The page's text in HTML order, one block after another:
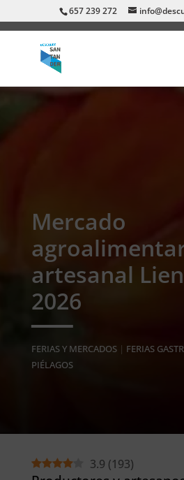
657 239 272
Mercado
artesanal
2026
FERIAS Y MERCADOS| FERIAS
PIÉLAGOS
3.9 (193)